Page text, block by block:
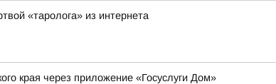
«таролога» из интернета
края через приложение «Госуслуги Дом»